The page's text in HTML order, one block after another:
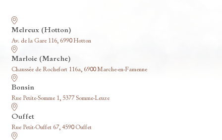
Melreux (Hotton)
Av. de la Gare 116, 6990 Hotton
Marloie (Marche)
Chaussée de Rochefort 116a, 6900 Marche-en-Famenne
Bonsin
Rue Petite-Somme 1, 5377 Somme-Leuze
Ouffet
Rue Petit-Ouffet 67, 4590 Ouffet